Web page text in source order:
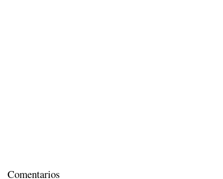
Comentarios